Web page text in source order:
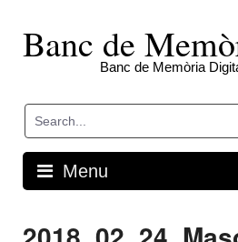
contentBanc de
Banc de Memòria
Menu